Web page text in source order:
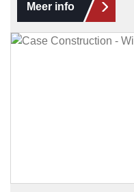
Meer info